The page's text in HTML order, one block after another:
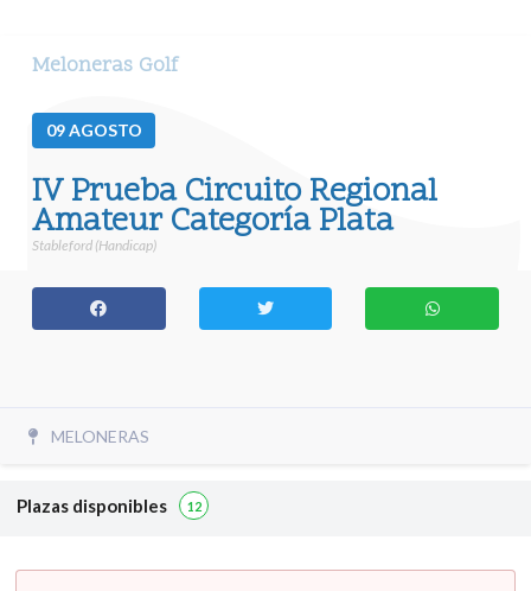
Meloneras Golf
09AGOSTO
IV Prueba Circuito Regional
Amateur Categoría Plata
Stableford (Handicap)
MELONERAS
Plazas disponibles 12